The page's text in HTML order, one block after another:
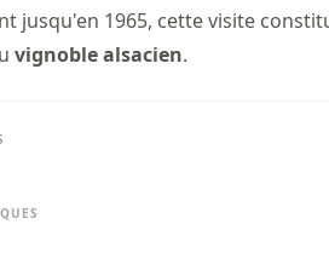
jusqu'en 1965, cette visite
vignoble alsacien.